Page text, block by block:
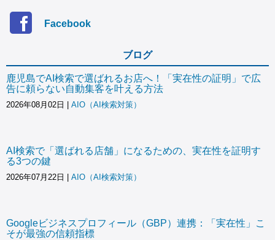
Facebook
ブログ
鹿児島でAI検索で選ばれるお店へ！「実在性の証明」で広
告に頼らない自動集客を叶える方法
2026年08月02日 AIO（AI検索対策）
AI検索で「選ばれる店舗」になるための、実在性を証明す
る3つの鍵
2026年07月22日 AIO（AI検索対策）
Googleビジネスプロフィール（GBP）連携：「実在性」こ
そが最強の信頼指標